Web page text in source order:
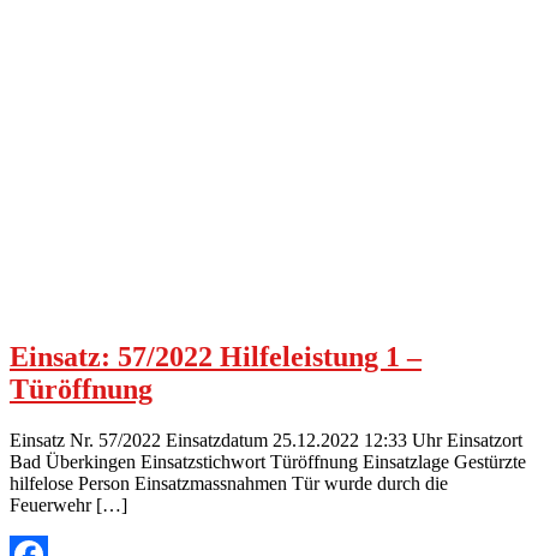
Einsatz: 57/2022 Hilfeleistung 1 –
Türöffnung
Einsatz Nr. 57/2022 Einsatzdatum 25.12.2022 12:33 Uhr Einsatzort
Bad Überkingen Einsatzstichwort Türöffnung Einsatzlage Gestürzte
hilfelose Person Einsatzmassnahmen Tür wurde durch die
Feuerwehr […]